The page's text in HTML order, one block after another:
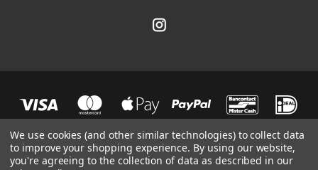
We use cookies (and other similar technologies) to collect data
to improve your shopping experience. By using our website,
you're agreeing to the collection of data as described in our